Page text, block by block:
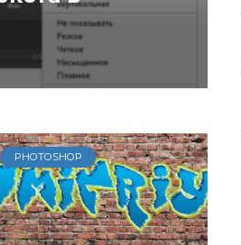
PHOTOSHOP